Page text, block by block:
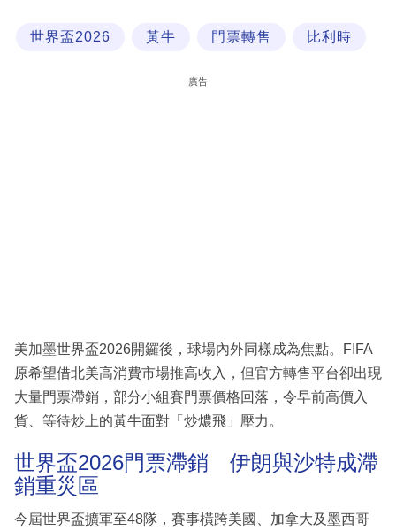
世界盃2026 黃牛 門票轉售 比利時
廣告
美加墨世界盃2026開鑼後，球場內外同樣成為焦點。FIFA
原希望借北美高消費市場推高收入，但官方轉售平台卻出現
大量門票滯銷，部分小組賽門票價格回落，令早前高價入
貨、等待炒上的黃牛面對「炒燶飛」壓力。
世界盃2026門票滯銷 伊朗與沙特成滯
銷重災區
今屆世界盃擴軍至48隊，賽事橫跨美國、加拿大及墨西哥